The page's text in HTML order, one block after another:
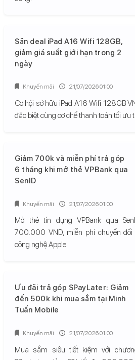
Săn deal iPad A16 Wifi 128GB,
giảm giá suất giới hạn trong 2
ngày
Cơ hội sở hữu iPad A16 Wifi 128GB
đặc biệt cùng cơ chế thanh toán tối ưu
Khuyến mãi 21/07/2026 01:00
Giảm 700k và miễn phí trả góp
6 tháng khi mở thẻ VPBank qua
SenID
Mở thẻ tín dụng VPBank qua
700.000 VND, miễn phí chuyển
công nghệ Apple.
Khuyến mãi 21/07/2026 01:00
Ưu đãi trả góp SPayLater: Giảm
đến 500k khi mua sắm tại Minh
Tuấn Mobile
Mua sắm siêu tiết kiệm với
Khuyến mãi 21/07/2026 01:00